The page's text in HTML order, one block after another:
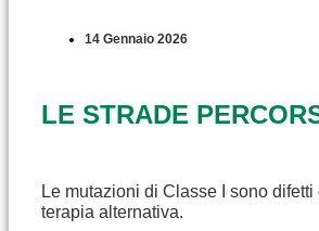
14 Gennaio 2026
LE STRADE
Le mutazioni di Classe I sono
terapia alternativa.